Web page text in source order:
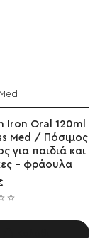
Iron Oral 120ml
Med / Πόσιμος
για παιδιά και
- φράουλα